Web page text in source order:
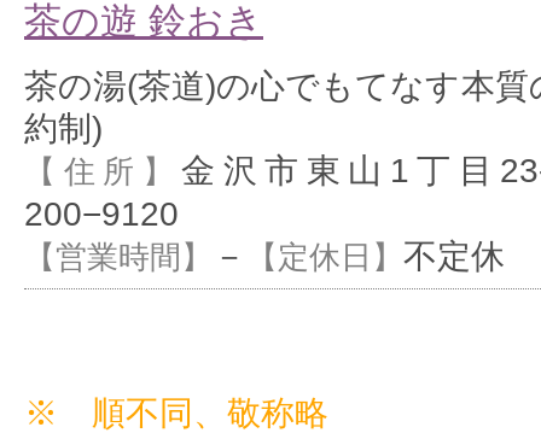
茶の遊 鈴おき
茶の湯(茶道)の心でもてなす本
約制)
【住所】金沢市東山1丁目
200−9120
【営業時間】 － 【定休日】 不定休
※ 順不同、敬称略